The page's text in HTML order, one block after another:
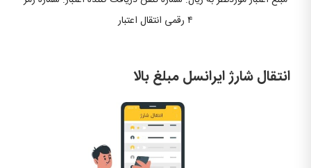
۴ رقمی انتقال اعتبار
انتقال شارژ ایرانسل مبلغ بالا